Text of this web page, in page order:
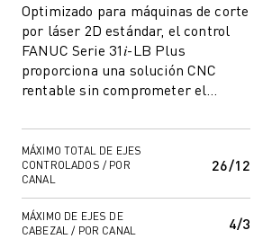
Optimizado para máquinas de corte
por láser 2D estándar, el control
FANUC Serie 31𝑖-LB Plus
proporciona una solución CNC
rentable sin comprometer el
software inte...
MÁXIMO TOTAL DE EJES
CONTROLADOS / POR
CANAL
26/12
MÁXIMO DE EJES DE
CABEZAL / POR CANAL
4/3